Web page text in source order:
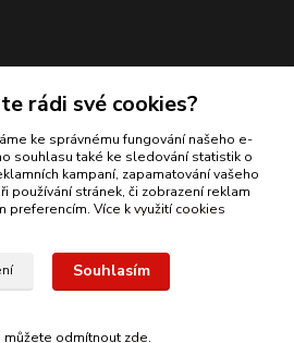
Všechna práva vyhrazena.
rádi své cookies?
ke správnému fungování našeho e-
souhlasu také ke sledování statistik o
kampaní, zapamatování vašeho
používání stránek, či zobrazení reklam
preferencím. Více k využití cookies
Souhlasím
můžete odmítnout zde.